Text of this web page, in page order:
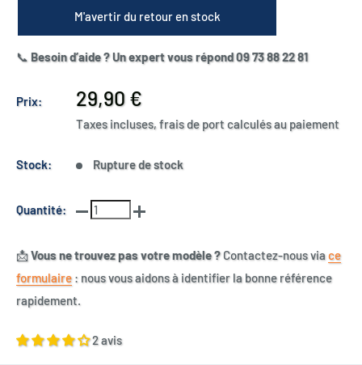
M'avertir du retour en stock
📞 Besoin d’aide ? Un expert vous répond 09 73 88 22 81
Prix:
Prix
réduit
29,90 €
Taxes incluses, frais de port calculés au paiement
Stock: Rupture de stock
Quantité:
📩Vous ne trouvez pas votre modèle ?Contactez-nous viace
formulaire : nous vous aidons à identifier la bonne référence
rapidement.
2 avis